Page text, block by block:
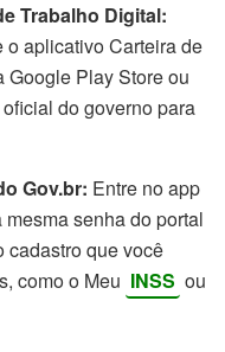
Trabalho Digital:
o aplicativo Carteira de
Play Store ou
do governo para
Gov.br: Entre no app
senha do portal
cadastro que você
como o Meu INSS ou